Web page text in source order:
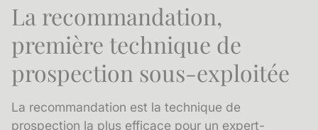
La recommandation,
première technique de
prospection sous-exploitée
La recommandation est la technique de
prospection la plus efficace pour un expert-